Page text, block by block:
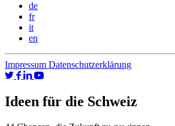
de
fr
it
en
Impressum Datenschutzerklärung
Ideen für die Schweiz